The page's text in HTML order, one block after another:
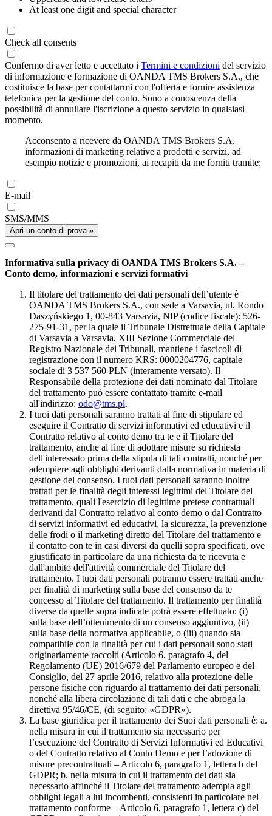
At least one digit and special character
Check all consents
Confermo di aver letto e accettato i Termini e condizioni del servizio
di informazione e formazione di OANDA TMS Brokers S.A., che
costituisce la base per contattarmi con l'offerta e fornire assistenza
telefonica per la gestione del conto. Sono a conoscenza della
possibilità di annullare l'iscrizione a questo servizio in qualsiasi
momento.
Acconsento a ricevere da OANDA TMS Brokers S.A.
informazioni di marketing relative a prodotti e servizi, ad
esempio notizie e promozioni, ai recapiti da me forniti tramite:
E-mail
SMS/MMS
Apri un conto di prova »
Informativa sulla privacy di OANDA TMS Brokers S.A. –
Conto demo, informazioni e servizi formativi
Il titolare del trattamento dei dati personali dell’utente è
OANDA TMS Brokers S.A., con sede a Varsavia, ul. Rondo
Daszyńskiego 1, 00-843 Varsavia, NIP (codice fiscale): 526-
275-91-31, per la quale il Tribunale Distrettuale della Capitale
di Varsavia a Varsavia, XIII Sezione Commerciale del
Registro Nazionale dei Tribunali, mantiene i fascicoli di
registrazione con il numero KRS: 0000204776, capitale
sociale di 3 537 560 PLN (interamente versato). Il
Responsabile della protezione dei dati nominato dal Titolare
del trattamento può essere contattato tramite e-mail
all'indirizzo: odo@tms.pl.
I tuoi dati personali saranno trattati al fine di stipulare ed
eseguire il Contratto di servizi informativi ed educativi e il
Contratto relativo al conto demo tra te e il Titolare del
trattamento, anche al fine di adottare misure su richiesta
dell'interessato prima della stipula di tali contratti, nonché per
adempiere agli obblighi derivanti dalla normativa in materia di
gestione del consenso. I tuoi dati personali saranno inoltre
trattati per le finalità degli interessi legittimi del Titolare del
trattamento, quali l'esercizio di legittime pretese contrattuali
derivanti dal Contratto relativo al conto demo o dal Contratto
di servizi informativi ed educativi, la sicurezza, la prevenzione
delle frodi o il marketing diretto del Titolare del trattamento e
il contatto con te in casi diversi da quelli sopra specificati, ove
giustificato in particolare da una richiesta da te ricevuta e
dall'ambito dell'attività commerciale del Titolare del
trattamento. I tuoi dati personali potranno essere trattati anche
per finalità di marketing sulla base del consenso da te
concesso al Titolare del trattamento. Il trattamento per finalità
diverse da quelle sopra indicate potrà essere effettuato: (i)
sulla base dell’ottenimento di un consenso aggiuntivo, (ii)
sulla base della normativa applicabile, o (iii) quando sia
compatibile con la finalità per cui i dati personali sono stati
originariamente raccolti (Articolo 6, paragrafo 4, del
Regolamento (UE) 2016/679 del Parlamento europeo e del
Consiglio, del 27 aprile 2016, relativo alla protezione delle
persone fisiche con riguardo al trattamento dei dati personali,
nonché alla libera circolazione di tali dati e che abroga la
direttiva 95/46/CE, (di seguito: «GDPR»).
La base giuridica per il trattamento dei Suoi dati personali è: a.
nella misura in cui il trattamento sia necessario per
l’esecuzione del Contratto di Servizi Informativi ed Educativi
o del Contratto relativo al Conto Demo e per l’adozione di
misure precontrattuali – Articolo 6, paragrafo 1, lettera b del
GDPR; b. nella misura in cui il trattamento dei dati sia
necessario affinché il Titolare del trattamento adempia agli
obblighi legali a lui incombenti, consistenti in particolare nel
trattamento conforme – Articolo 6, paragrafo 1, lettera c) del